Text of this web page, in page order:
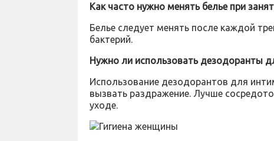
Как часто нужно менять белье при
Белье следует менять после каждой
бактерий.
Нужно ли использовать дезодоранты
Использование дезодорантов для
вызвать раздражение. Лучше
уходе.